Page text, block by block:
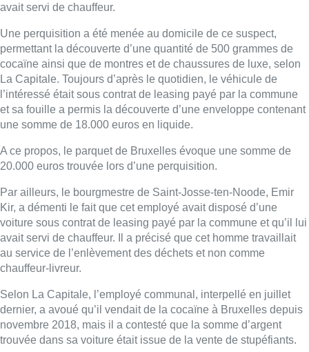
avait servi de chauffeur.
Une perquisition a été menée au domicile de ce suspect,
permettant la découverte d’une quantité de 500 grammes de
cocaïne ainsi que de montres et de chaussures de luxe, selon
La Capitale. Toujours d’après le quotidien, le véhicule de
l’intéressé était sous contrat de leasing payé par la commune
et sa fouille a permis la découverte d’une enveloppe contenant
une somme de 18.000 euros en liquide.
A ce propos, le parquet de Bruxelles évoque une somme de
20.000 euros trouvée lors d’une perquisition.
Par ailleurs, le bourgmestre de Saint-Josse-ten-Noode, Emir
Kir, a démenti le fait que cet employé avait disposé d’une
voiture sous contrat de leasing payé par la commune et qu’il lui
avait servi de chauffeur. Il a précisé que cet homme travaillait
au service de l’enlèvement des déchets et non comme
chauffeur-livreur.
Selon La Capitale, l’employé communal, interpellé en juillet
dernier, a avoué qu’il vendait de la cocaïne à Bruxelles depuis
novembre 2018, mais il a contesté que la somme d’argent
trouvée dans sa voiture était issue de la vente de stupéfiants.